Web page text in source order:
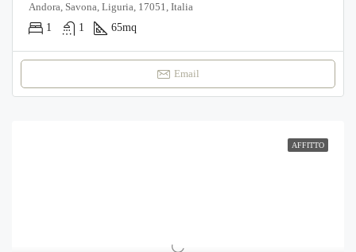
Andora, Savona, Liguria, 17051, Italia
1
1 65mq
Email
AFFITTO